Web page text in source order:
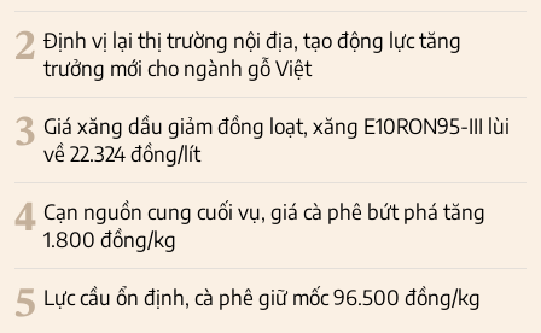
2 Định vị lại thị trường nội địa, tạo động lực tăng
trưởng mới cho ngành gỗ Việt
3 Giá xăng dầu giảm đồng loạt, xăng E10RON95-III lùi
về 22.324 đồng/lít
4 Cạn nguồn cung cuối vụ, giá cà phê bứt phá tăng
1.800 đồng/kg
5 Lực cầu ổn định, cà phê giữ mốc 96.500 đồng/kg